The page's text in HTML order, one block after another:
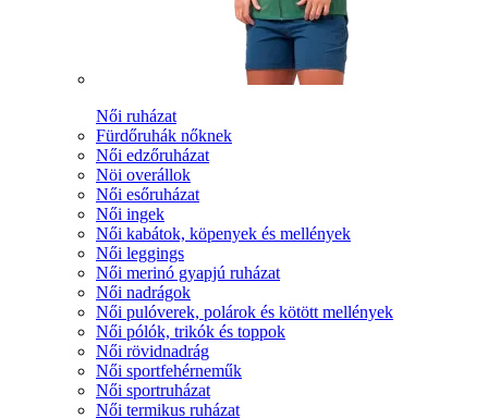
Női ruházat
Fürdőruhák nőknek
Női edzőruházat
Nöi overállok
Női esőruházat
Női ingek
Női kabátok, köpenyek és mellények
Női leggings
Női merinó gyapjú ruházat
Női nadrágok
Női pulóverek, polárok és kötött mellények
Női pólók, trikók és toppok
Női rövidnadrág
Női sportfehérneműk
Női sportruházat
Női termikus ruházat